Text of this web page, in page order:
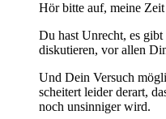
Hör bitte auf, meine
Du hast Unrecht, es
diskutieren, vor allen
Und Dein Versuch
scheitert leider derart,
noch unsinniger wird.